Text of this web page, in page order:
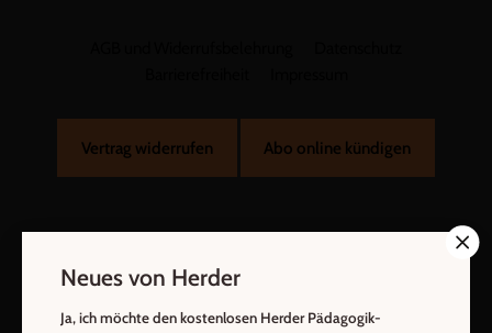
Vertrag widerrufen Abo online kündigen
Neues von Herder
Ja, ich möchte den kostenlosen Herder Pädagogik-